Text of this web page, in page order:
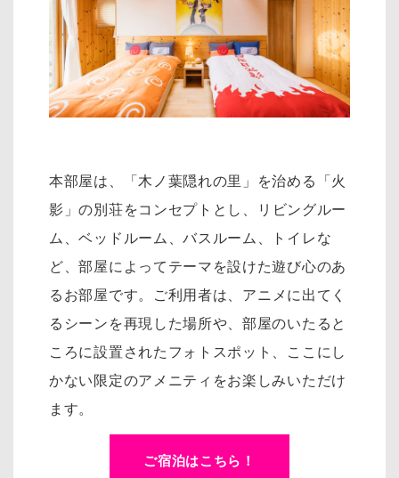
本部屋は、「木ノ葉隠れの里」を治める「火
影」の別荘をコンセプトとし、リ ビングルー
ム、ベッドルーム、バスルーム、トイレな
ど、部屋によってテーマを設けた遊び心のあ
るお部屋です。
ご利用者は、アニメに出てく
るシーンを再現した場所や、部屋のいたると
ころに設置されたフォトスポット、
ここにし
かない限定のアメニティをお楽しみいただけ
ます。
ご宿泊はこちら！